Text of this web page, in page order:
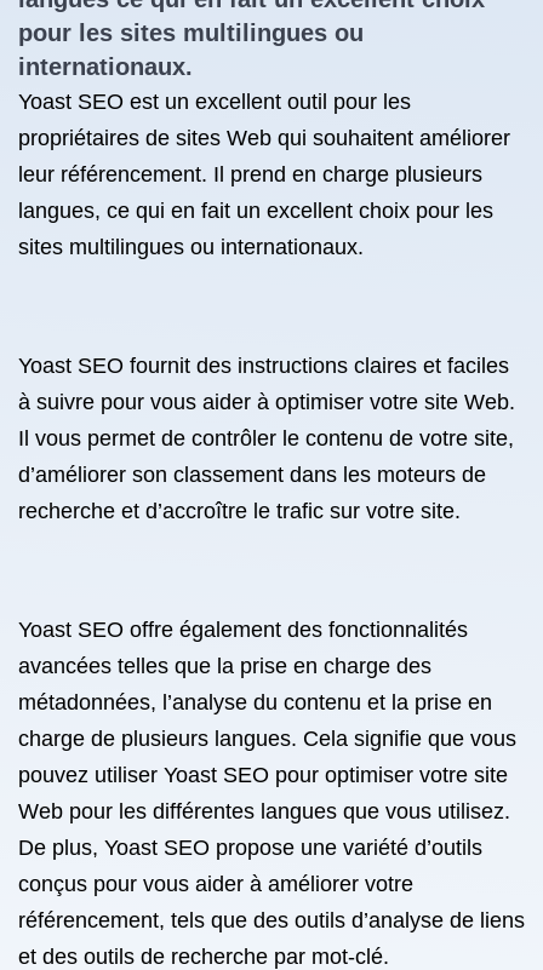
pour les sites multilingues ou
internationaux.
Yoast SEO est un excellent outil pour les
propriétaires de sites Web qui souhaitent améliorer
leur référencement. Il prend en charge plusieurs
langues, ce qui en fait un excellent choix pour les
sites multilingues ou internationaux.
Yoast SEO fournit des instructions claires et faciles
à suivre pour vous aider à optimiser votre site Web.
Il vous permet de contrôler le contenu de votre site,
d’améliorer son classement dans les moteurs de
recherche et d’accroître le trafic sur votre site.
Yoast SEO offre également des fonctionnalités
avancées telles que la prise en charge des
métadonnées, l’analyse du contenu et la prise en
charge de plusieurs langues. Cela signifie que vous
pouvez utiliser Yoast SEO pour optimiser votre site
Web pour les différentes langues que vous utilisez.
De plus, Yoast SEO propose une variété d’outils
conçus pour vous aider à améliorer votre
référencement, tels que des outils d’analyse de liens
et des outils de recherche par mot-clé.